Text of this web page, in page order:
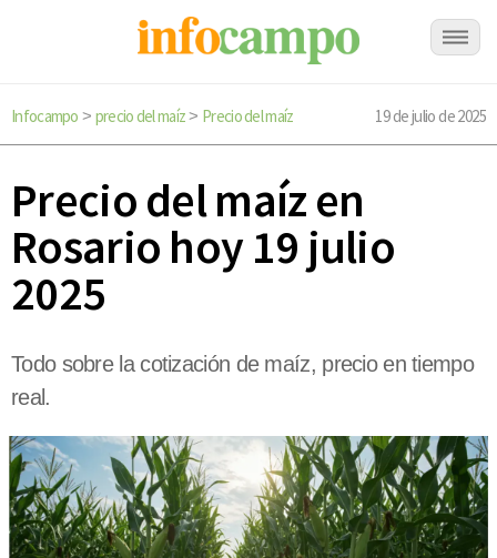
Infocampo > precio del maíz> Precio del maíz 19 de julio de 2025
Precio del maíz en
Rosario hoy 19 julio
2025
Todo sobre la cotización de maíz, precio en tiempo
real.